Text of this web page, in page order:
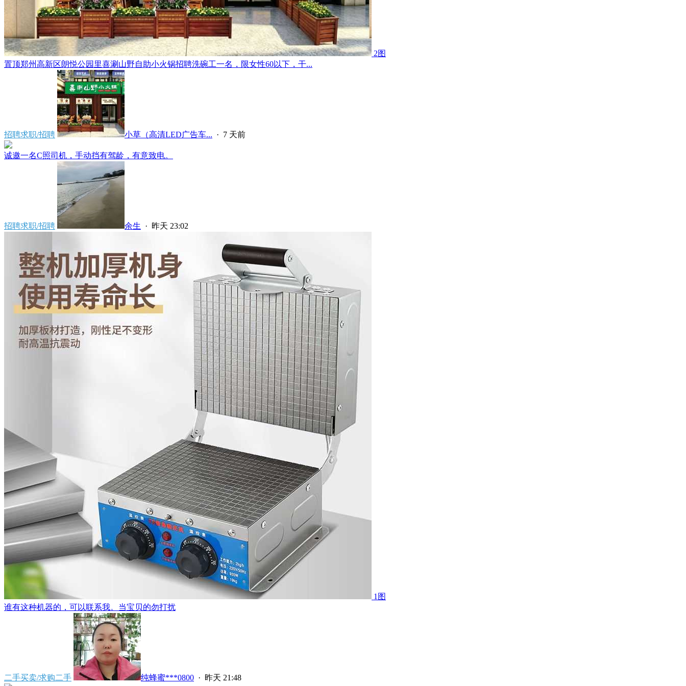
2图
置顶郑州高新区朗悦公园里喜涮山野自助小火锅招聘洗碗工一名，限女性60以下，干...
招聘求职/招聘 小草（高清LED广告车... · 7 天前
诚邀一名C照司机，手动挡有驾龄，有意致电。
招聘求职/招聘 余生 · 昨天 23:02
1图
谁有这种机器的，可以联系我。当宝贝的勿打扰
二手买卖/求购二手 纯蜂蜜***0800 · 昨天 21:48